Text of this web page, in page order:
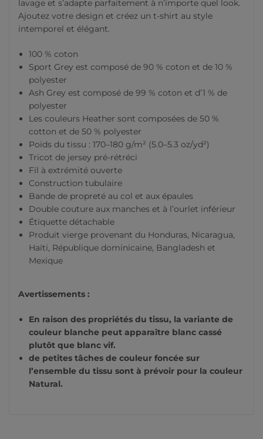
lavage et s’adapte parfaitement à n’importe quel look.
Ajoutez votre design et créez un t-shirt au style
intemporel et élégant.
100 % coton
Sport Grey est composé de 90 % coton et de 10 %
polyester
Ash Grey est composé de 99 % coton et d’1 % de
polyester
Les couleurs Heather sont composées de 50 %
cotton et de 50 % polyester
Poids du tissu : 170–180 g/m² (5.0–5.3 oz/yd²)
Tricot de jersey pré-rétréci
Fil à extrémité ouverte
Construction tubulaire
Bande de propreté au col et aux épaules
Double couture aux manches et à l’ourlet inférieur
Étiquette détachable
Produit vierge provenant du Honduras, Nicaragua,
Haïti, République dominicaine, Bangladesh et
Mexique
Avertissements :
En raison des propriétés du tissu, la variante de
couleur blanche peut apparaître blanc cassé
plutôt que blanc vif.
de petites tâches de couleur foncée sur
l’ensemble du tissu sont à prévoir pour la couleur
Natural.